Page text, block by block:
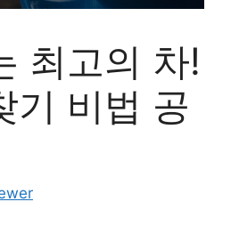
최고의 차!
기 비법 공